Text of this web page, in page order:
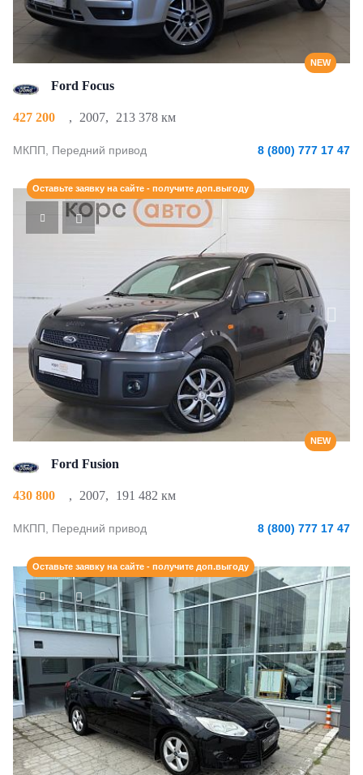
NEW
Ford Focus
427 200 , 2007, 213 378 км
МКПП, Передний привод 8 (800) 777 17 47
NEW
Оставьте заявку на сайте - получите доп.выгоду
Ford Fusion
430 800 , 2007, 191 482 км
МКПП, Передний привод 8 (800) 777 17 47
Оставьте заявку на сайте - получите доп.выгоду